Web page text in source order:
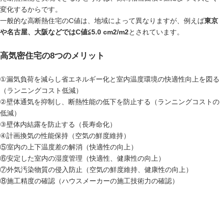
変化するからです。
一般的な高断熱住宅のC値は、地域によって異なりますが、例えば東京
や名古屋、大阪などではC値≦5.0 cm2/m2とされています。
高気密住宅の8つのメリット
①漏気負荷を減らし省エネルギー化と室内温度環境の快適性向上を図る
（ランニングコスト低減）
②壁体通気を抑制し、断熱性能の低下を防止する（ランニングコストの
低減）
③壁体内結露を防止する（長寿命化）
④計画換気の性能保持（空気の鮮度維持）
⑤室内の上下温度差の解消（快適性の向上）
⑥安定した室内の湿度管理（快適性、健康性の向上）
⑦外気汚染物質の侵入防止（空気の鮮度維持、健康性の向上）
⑧施工精度の確認（ハウスメーカーの施工技術力の確認）